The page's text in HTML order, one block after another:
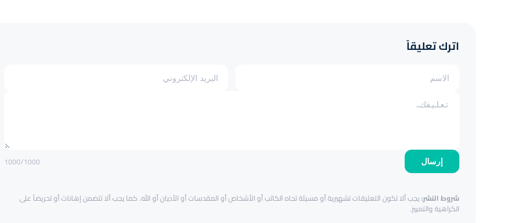
اترك تعليقاً
إرسال 1000/1000
شروط النشر:يجب ألا تكون التعليقات تشهيرية أو مسيئة تجاه الكاتب أو الأشخاص أو المقدسات أو الأديان أو الله. كما يجب ألا تتضمن إهانات أو تحريضاً على
الكراهية والتمييز.